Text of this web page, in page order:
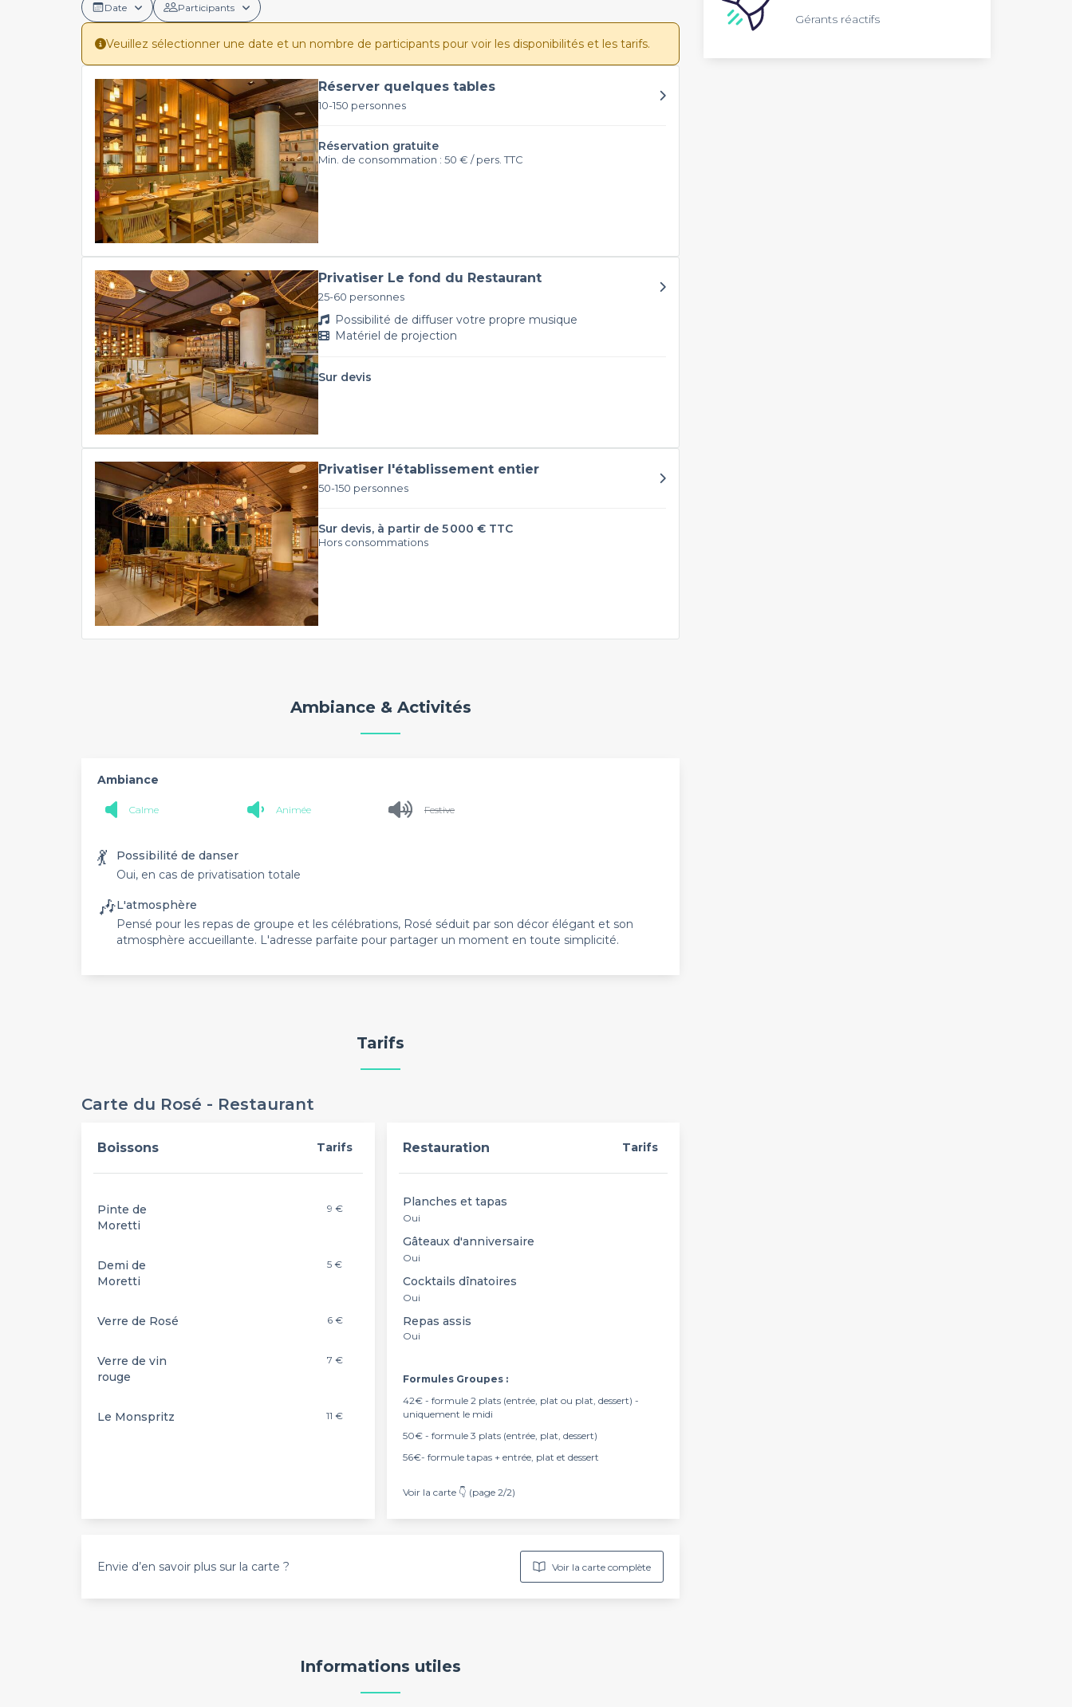
Date Participants
Veuillez sélectionner une date et un nombre de participants pour voir les disponibilités et les tarifs.
Réserver quelques tables
10-150 personnes
Réservation gratuite
Min. de consommation : 50 € / pers. TTC
Privatiser Le fond du Restaurant
25-60 personnes
Possibilité de diffuser votre propre musique
Matériel de projection
Sur devis
Privatiser l'établissement entier
50-150 personnes
Sur devis, à partir de 5 000 € TTC
Hors consommations
Ambiance & Activités
Ambiance
Calme Animée Festive
💃
Possibilité de danser
Oui, en cas de privatisation totale
🎶L'atmosphère
Pensé pour les repas de groupe et les célébrations, Rosé séduit par son décor élégant et son
atmosphère accueillante. L'adresse parfaite pour partager un moment en toute simplicité.
Tarifs
Carte du Rosé - Restaurant
Boissons Tarifs
Pinte de
Moretti
9 €
Demi de
Moretti
5 €
Verre de Rosé 6 €
Verre de vin
rouge
7 €
Le Monspritz 11 €
Restauration Tarifs
Planches et tapas
Oui
Gâteaux d'anniversaire
Oui
Cocktails dînatoires
Oui
Repas assis
Oui
Formules Groupes :
42€ - formule 2 plats (entrée, plat ou plat, dessert) -
uniquement le midi
50€ - formule 3 plats (entrée, plat, dessert)
56€- formule tapas + entrée, plat et dessert
Voir la carte 👇 (page 2/2)
Envie d’en savoir plus sur la carte ? Voir la carte complète
Informations utiles
Gérants réactifs